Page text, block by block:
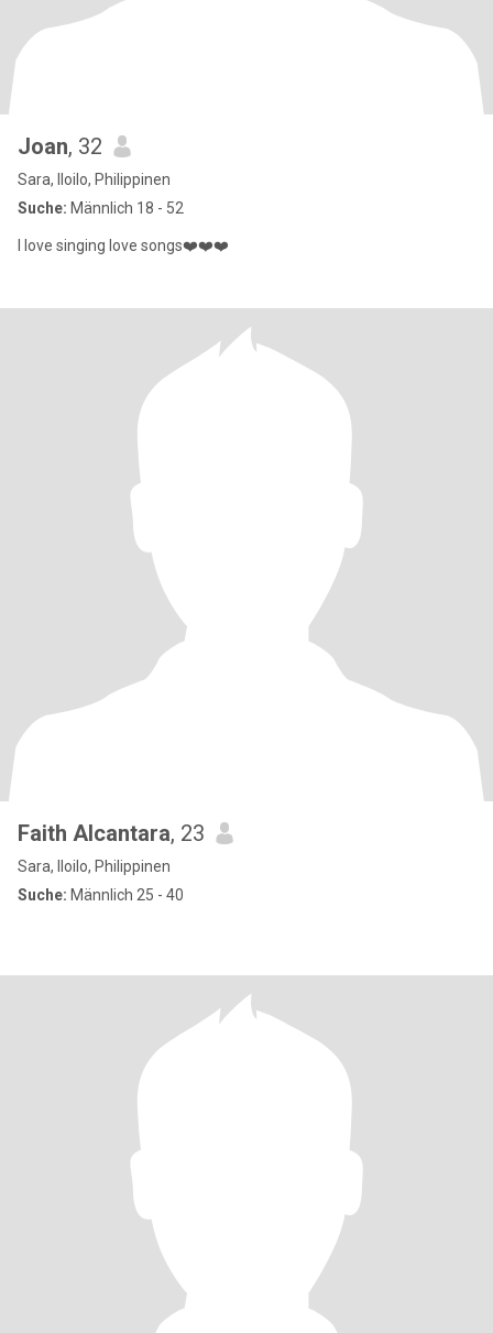
Joan, 32
Sara, Iloilo, Philippinen
Suche: Männlich 18 - 52
I love singing love songs❤️❤️❤️
Faith Alcantara, 23
Sara, Iloilo, Philippinen
Suche: Männlich 25 - 40